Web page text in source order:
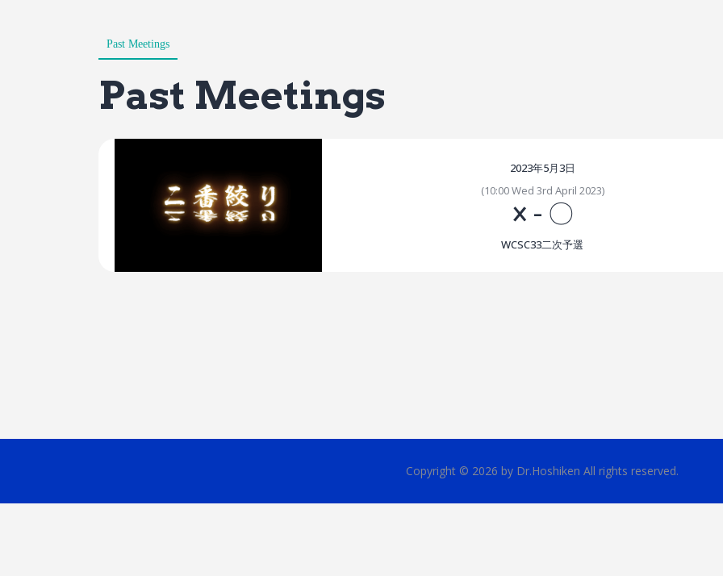
Past Meetings
Past Meetings
2023年5月3日
(10:00 Wed 3rd April 2023)
× - 〇
WCSC33二次予選
Copyright © 2026 by Dr.Hoshiken All rights reserved.